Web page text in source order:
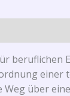
über